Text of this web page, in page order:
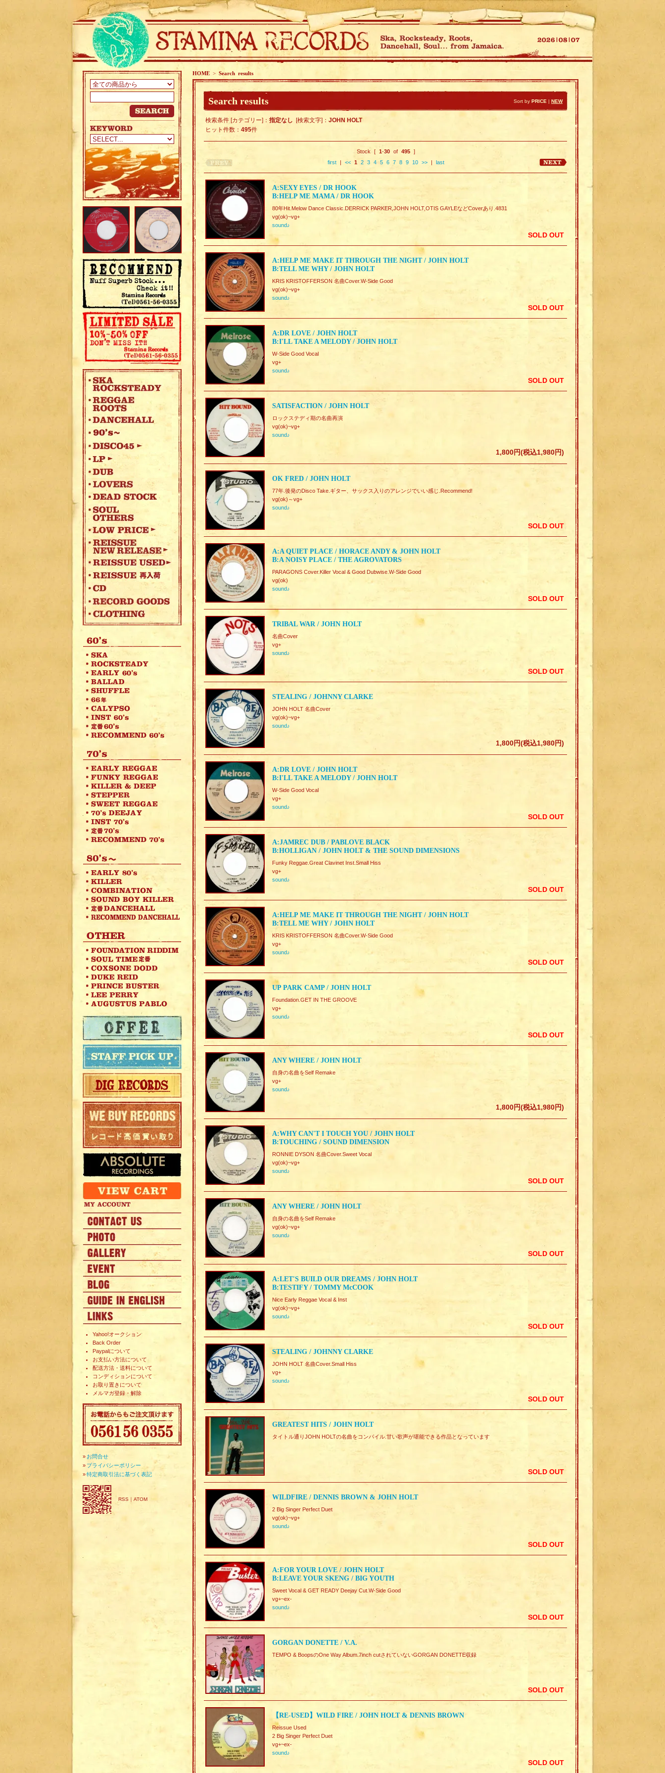
Yahoo!オークション
Back Order
Paypalについて
お支払い方法について
配送方法・送料について
コンディションについて
お取り置きについて
メルマガ登録・解除
» お問合せ
» プライバシーポリシー
»特定商取引法に基づく表記
RSS ｜ ATOM
HOME > Search results
Search results Sort by PRICE | NEW
検索条件 [カテゴリー]： 指定なし [検索文字]： JOHN HOLT
ヒット件数： 495件
Stock [ 1-30 of 495 ]
first | << 1 2 3 4 5 6 7 8 9 10 >> | last
A:SEXY EYES / DR HOOK
B:HELP ME MAMA / DR HOOK
80年Hit.Melow Dance Classic.DERRICK PARKER,JOHN HOLT,OTIS GAYLEなどCoverあり.4831
vg(ok)~vg+
sound♪
SOLD OUT
A:HELP ME MAKE IT THROUGH THE NIGHT / JOHN HOLT
B:TELL ME WHY / JOHN HOLT
KRIS KRISTOFFERSON 名曲Cover.W-Side Good
vg(ok)~vg+
sound♪
SOLD OUT
A:DR LOVE / JOHN HOLT
B:I'LL TAKE A MELODY / JOHN HOLT
W-Side Good Vocal
vg+
sound♪
SOLD OUT
SATISFACTION / JOHN HOLT
ロックステディ期の名曲再演
vg(ok)~vg+
sound♪
1,800円(税込1,980円)
OK FRED / JOHN HOLT
77年.後発のDisco Take.ギター、サックス入りのアレンジでいい感じ.Recommend!
vg(ok)～vg+
sound♪
SOLD OUT
A:A QUIET PLACE / HORACE ANDY & JOHN HOLT
B:A NOISY PLACE / THE AGROVATORS
PARAGONS Cover.Killer Vocal & Good Dubwise.W-Side Good
vg(ok)
sound♪
SOLD OUT
TRIBAL WAR / JOHN HOLT
名曲Cover
vg+
sound♪
SOLD OUT
STEALING / JOHNNY CLARKE
JOHN HOLT 名曲Cover
vg(ok)~vg+
sound♪
1,800円(税込1,980円)
A:DR LOVE / JOHN HOLT
B:I'LL TAKE A MELODY / JOHN HOLT
W-Side Good Vocal
vg+
sound♪
SOLD OUT
A:JAMREC DUB / PABLOVE BLACK
B:HOLLIGAN / JOHN HOLT & THE SOUND DIMENSIONS
Funky Reggae.Great Clavinet Inst.Small Hiss
vg+
sound♪
SOLD OUT
A:HELP ME MAKE IT THROUGH THE NIGHT / JOHN HOLT
B:TELL ME WHY / JOHN HOLT
KRIS KRISTOFFERSON 名曲Cover.W-Side Good
vg+
sound♪
SOLD OUT
UP PARK CAMP / JOHN HOLT
Foundation.GET IN THE GROOVE
vg+
sound♪
SOLD OUT
ANY WHERE / JOHN HOLT
自身の名曲をSelf Remake
vg+
sound♪
1,800円(税込1,980円)
A:WHY CAN'T I TOUCH YOU / JOHN HOLT
B:TOUCHING / SOUND DIMENSION
RONNIE DYSON 名曲Cover.Sweet Vocal
vg(ok)~vg+
sound♪
SOLD OUT
ANY WHERE / JOHN HOLT
自身の名曲をSelf Remake
vg(ok)~vg+
sound♪
SOLD OUT
A:LET'S BUILD OUR DREAMS / JOHN HOLT
B:TESTIFY / TOMMY McCOOK
Nice Early Reggae Vocal & Inst
vg(ok)~vg+
sound♪
SOLD OUT
STEALING / JOHNNY CLARKE
JOHN HOLT 名曲Cover.Small Hiss
vg+
sound♪
SOLD OUT
GREATEST HITS / JOHN HOLT
タイトル通りJOHN HOLTの名曲をコンパイル.甘い歌声が堪能できる作品となっています
SOLD OUT
WILDFIRE / DENNIS BROWN & JOHN HOLT
2 Big Singer Perfect Duet
vg(ok)~vg+
sound♪
SOLD OUT
A:FOR YOUR LOVE / JOHN HOLT
B:LEAVE YOUR SKENG / BIG YOUTH
Sweet Vocal & GET READY Deejay Cut.W-Side Good
vg+~ex-
sound♪
SOLD OUT
GORGAN DONETTE / V.A.
TEMPO & BoopsのOne Way Album.7inch cutされていないGORGAN DONETTE収録
SOLD OUT
【RE-USED】WILD FIRE / JOHN HOLT & DENNIS BROWN
Reissue Used
2 Big Singer Perfect Duet
vg+~ex-
sound♪
SOLD OUT